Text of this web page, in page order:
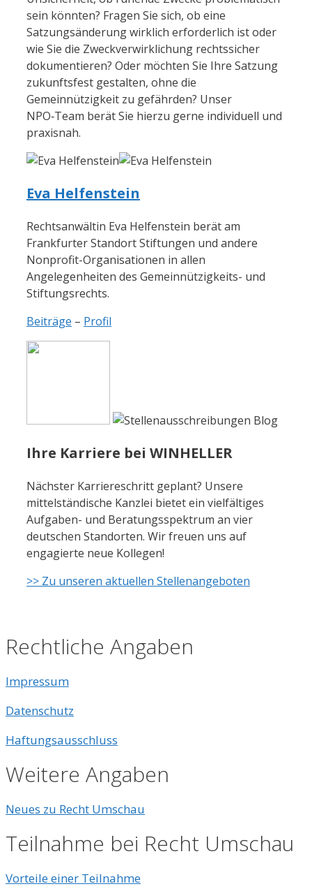
sein könnten? Fragen Sie sich, ob eine
Satzungsänderung wirklich erforderlich ist oder
wie Sie die Zweckverwirklichung rechtssicher
dokumentieren? Oder möchten Sie Ihre Satzung
zukunftsfest gestalten, ohne die
Gemeinnützigkeit zu gefährden? Unser
NPO‑Team berät Sie hierzu gerne individuell und
praxisnah.
Eva Helfenstein
Rechtsanwältin Eva Helfenstein berät am
Frankfurter Standort Stiftungen und andere
Nonprofit-Organisationen in allen
Angelegenheiten des Gemeinnützigkeits- und
Stiftungsrechts.
Beiträge – Profil
Ihre Karriere bei WINHELLER
Nächster Karriereschritt geplant? Unsere
mittelständische Kanzlei bietet ein vielfältiges
Aufgaben- und Beratungsspektrum an vier
deutschen Standorten. Wir freuen uns auf
engagierte neue Kollegen!
>> Zu unseren aktuellen Stellenangeboten
Rechtliche Angaben
Impressum
Datenschutz
Haftungsausschluss
Weitere Angaben
Neues zu Recht Umschau
Teilnahme bei Recht Umschau
Vorteile einer Teilnahme